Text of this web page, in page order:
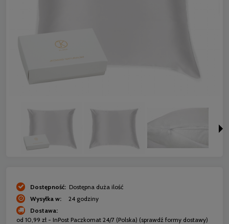
Dostępność: Dostępna duża ilość
Wysyłka w:
24 godziny
Dostawa:
od 10,99 zł - InPost Paczkomat 24/7 (Polska) (sprawdź formy dostawy)